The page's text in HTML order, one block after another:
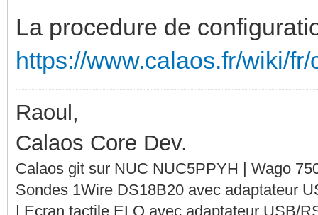
La procedure de
https://www.calaos.fr/wiki/
Raoul,
Calaos Core Dev.
Calaos git sur NUC NUC5PPYH | Wago
Sondes 1Wire DS18B20 avec adaptateur
| Ecran tactile ELO avec adaptateur USB/